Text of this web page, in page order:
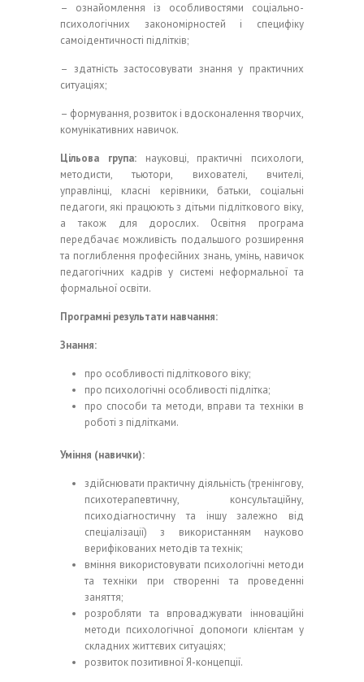
– ознайомлення із особливостями соціально-
психологічних закономірностей і специфіку
самоідентичності підлітків;
– здатність застосовувати знання у практичних
ситуаціях;
– формування, розвиток і вдосконалення творчих,
комунікативних навичок.
Цільова група:науковці, практичні психологи,
методисти, тьютори, вихователі, вчителі,
управлінці, класні керівники, батьки, соціальні
педагоги, які працюють з дітьми підліткового віку,
а також для дорослих. Освітня програма
передбачає можливість подальшого розширення
та поглиблення професійних знань, умінь, навичок
педагогічних кадрів у системі неформальної та
формальної освіти.
Програмні результати навчання:
Знання:
про особливості підліткового віку;
про психологічні особливості підлітка;
про способи та методи, вправи та техніки в
роботі з підлітками.
Уміння (навички):
здійснювати практичну діяльність (тренінгову,
психотерапевтичну, консультаційну,
психодіагностичну та іншу залежно від
спеціалізації) з використанням науково
верифікованих методів та технік;
вміння використовувати психологічні методи
та техніки при створенні та проведенні
заняття;
розробляти та впроваджувати інноваційні
методи психологічної допомоги клієнтам у
складних життєвих ситуаціях;
розвиток позитивної Я-концепції.